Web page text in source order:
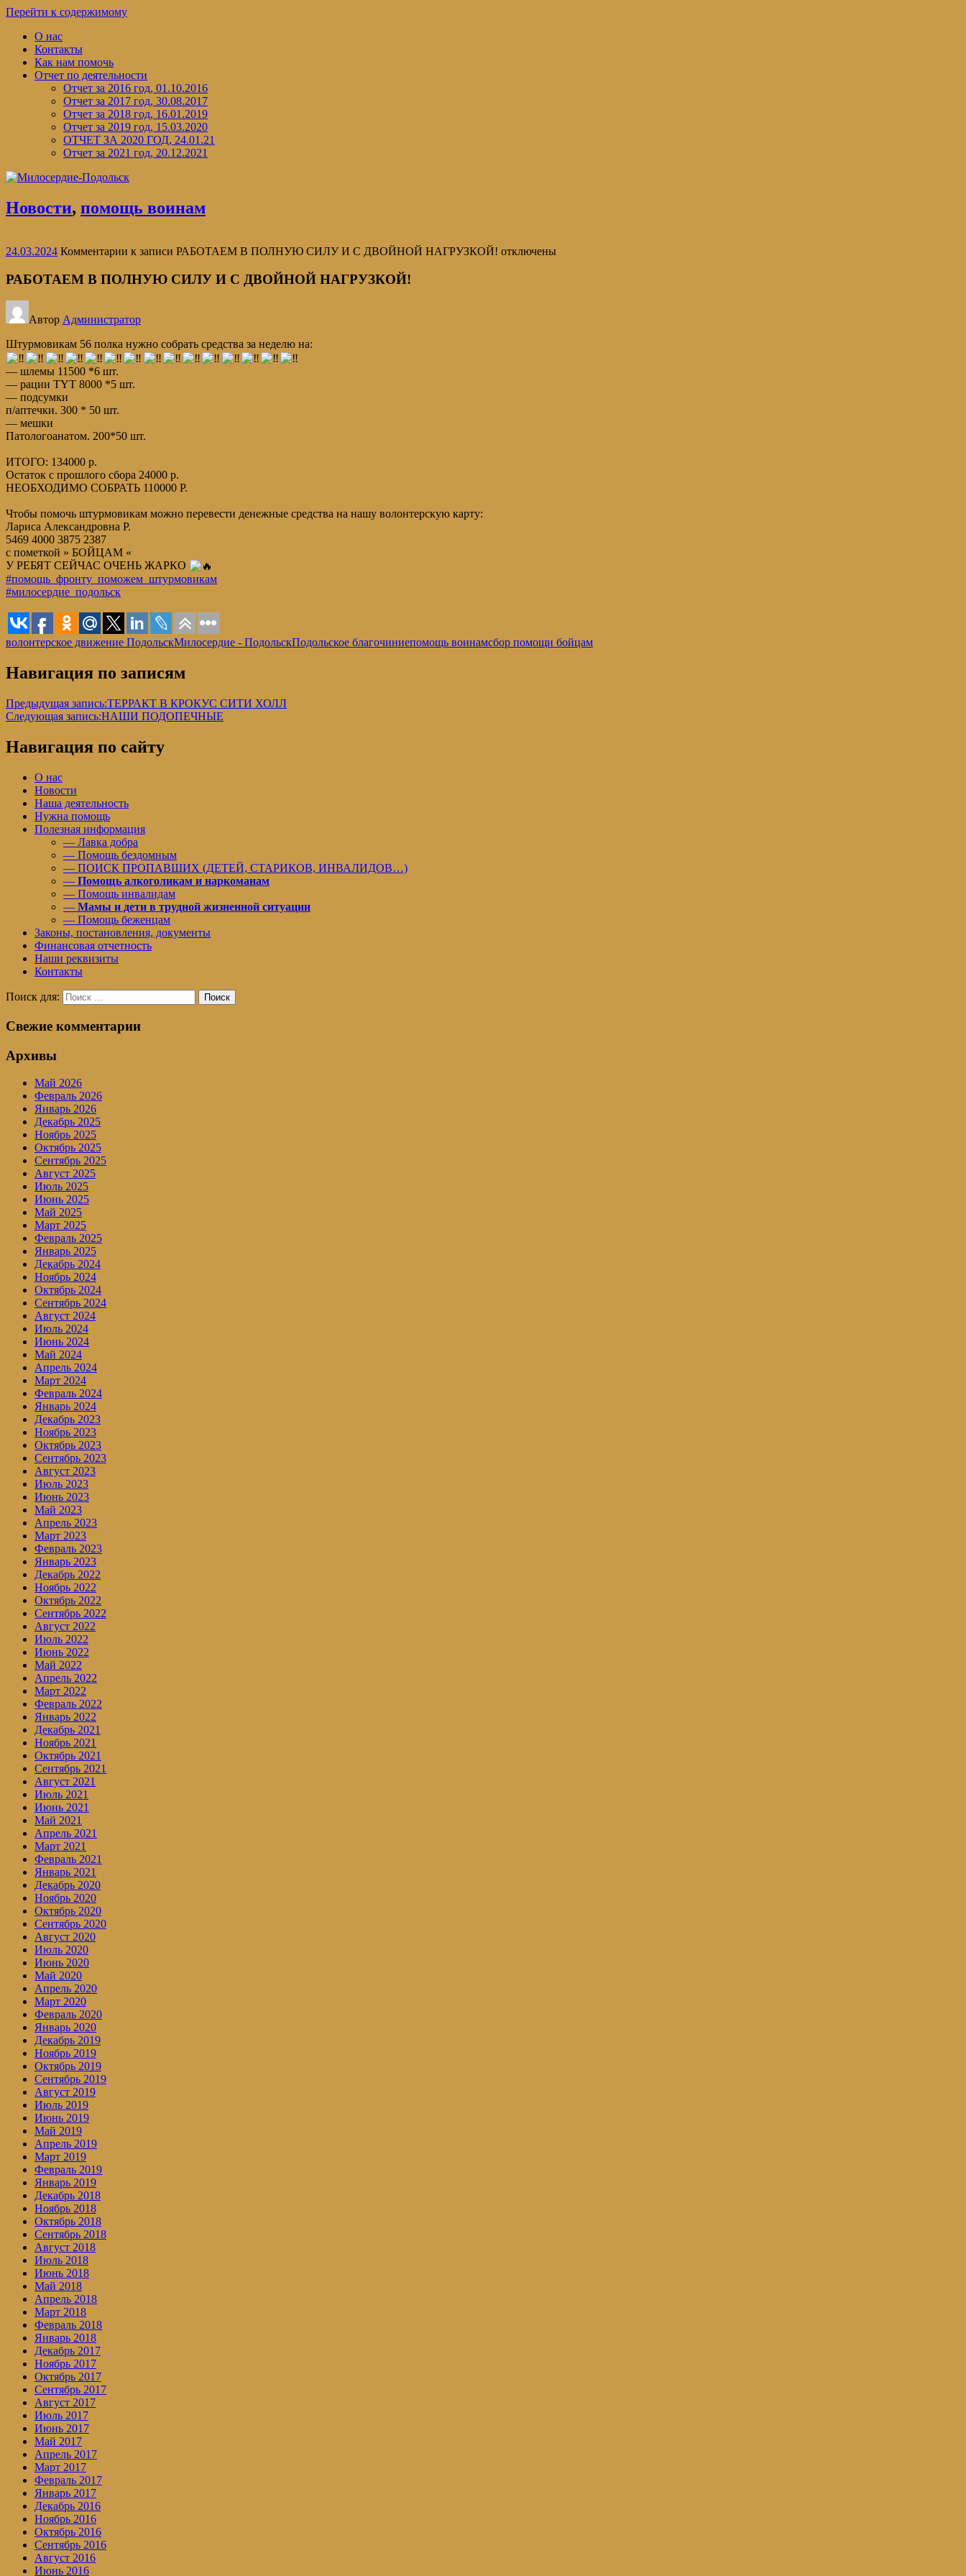
Перейти к содержимому
О нас
Контакты
Как нам помочь
Отчет по деятельности
Отчет за 2016 год, 01.10.2016
Отчет за 2017 год, 30.08.2017
Отчет за 2018 год, 16.01.2019
Отчет за 2019 год, 15.03.2020
ОТЧЕТ ЗА 2020 ГОД, 24.01.21
Отчет за 2021 год, 20.12.2021
Новости, помощь воинам
24.03.2024 Комментарии к записи РАБОТАЕМ В ПОЛНУЮ СИЛУ И С ДВОЙНОЙ НАГРУЗКОЙ! отключены
РАБОТАЕМ В ПОЛНУЮ СИЛУ И С ДВОЙНОЙ НАГРУЗКОЙ!
Автор Администратор
Штурмовикам 56 полка нужно собрать средства за неделю на:
— шлемы 11500 *6 шт.
— рации TYT 8000 *5 шт.
— подсумки
п/аптечки. 300 * 50 шт.
— мешки
Патологоанатом. 200*50 шт.
ИТОГО: 134000 р.
Остаток с прошлого сбора 24000 р.
НЕОБХОДИМО СОБРАТЬ 110000 Р.
Чтобы помочь штурмовикам можно перевести денежные средства на нашу волонтерскую карту:
Лариса Александровна Р.
5469 4000 3875 2387
с пометкой » БОЙЦАМ «
У РЕБЯТ СЕЙЧАС ОЧЕНЬ ЖАРКО
#помощь_фронту_поможем_штурмовикам
#милосердие_подольск
волонтерское движение ПодольскМилосердие - ПодольскПодольское благочиниепомощь воинамсбор помощи бойцам
Навигация по записям
Предыдущая запись:ТЕРРАКТ В КРОКУС СИТИ ХОЛЛ
Следующая запись:НАШИ ПОДОПЕЧНЫЕ
Навигация по сайту
О нас
Новости
Наша деятельность
Нужна помощь
Полезная информация
— Лавка добра
— Помощь бездомным
— ПОИСК ПРОПАВШИХ (ДЕТЕЙ, СТАРИКОВ, ИНВАЛИДОВ…)
— Помощь алкоголикам и наркоманам
— Помощь инвалидам
— Мамы и дети в трудной жизненной ситуации
— Помощь беженцам
Законы, постановления, документы
Финансовая отчетность
Наши реквизиты
Контакты
Поиск для: Поиск
Свежие комментарии
Архивы
Май 2026
Февраль 2026
Январь 2026
Декабрь 2025
Ноябрь 2025
Октябрь 2025
Сентябрь 2025
Август 2025
Июль 2025
Июнь 2025
Май 2025
Март 2025
Февраль 2025
Январь 2025
Декабрь 2024
Ноябрь 2024
Октябрь 2024
Сентябрь 2024
Август 2024
Июль 2024
Июнь 2024
Май 2024
Апрель 2024
Март 2024
Февраль 2024
Январь 2024
Декабрь 2023
Ноябрь 2023
Октябрь 2023
Сентябрь 2023
Август 2023
Июль 2023
Июнь 2023
Май 2023
Апрель 2023
Март 2023
Февраль 2023
Январь 2023
Декабрь 2022
Ноябрь 2022
Октябрь 2022
Сентябрь 2022
Август 2022
Июль 2022
Июнь 2022
Май 2022
Апрель 2022
Март 2022
Февраль 2022
Январь 2022
Декабрь 2021
Ноябрь 2021
Октябрь 2021
Сентябрь 2021
Август 2021
Июль 2021
Июнь 2021
Май 2021
Апрель 2021
Март 2021
Февраль 2021
Январь 2021
Декабрь 2020
Ноябрь 2020
Октябрь 2020
Сентябрь 2020
Август 2020
Июль 2020
Июнь 2020
Май 2020
Апрель 2020
Март 2020
Февраль 2020
Январь 2020
Декабрь 2019
Ноябрь 2019
Октябрь 2019
Сентябрь 2019
Август 2019
Июль 2019
Июнь 2019
Май 2019
Апрель 2019
Март 2019
Февраль 2019
Январь 2019
Декабрь 2018
Ноябрь 2018
Октябрь 2018
Сентябрь 2018
Август 2018
Июль 2018
Июнь 2018
Май 2018
Апрель 2018
Март 2018
Февраль 2018
Январь 2018
Декабрь 2017
Ноябрь 2017
Октябрь 2017
Сентябрь 2017
Август 2017
Июль 2017
Июнь 2017
Май 2017
Апрель 2017
Март 2017
Февраль 2017
Январь 2017
Декабрь 2016
Ноябрь 2016
Октябрь 2016
Сентябрь 2016
Август 2016
Июнь 2016